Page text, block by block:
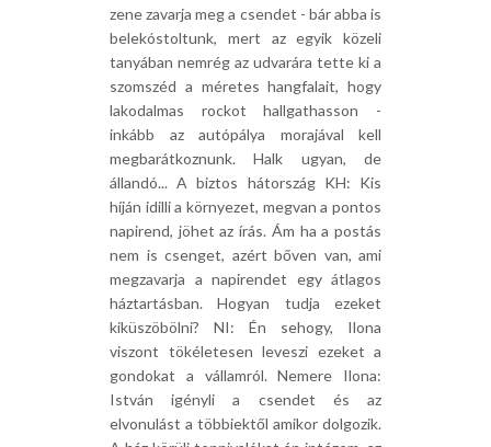
zene zavarja meg a csendet - bár abba is
belekóstoltunk, mert az egyik közeli
tanyában nemrég az udvarára tette ki a
szomszéd a méretes hangfalait, hogy
lakodalmas rockot hallgathasson -
inkább az autópálya morajával kell
megbarátkoznunk. Halk ugyan, de
állandó... A biztos hátország KH: Kis
híján idilli a környezet, megvan a pontos
napirend, jöhet az írás. Ám ha a postás
nem is csenget, azért bőven van, ami
megzavarja a napirendet egy átlagos
háztartásban. Hogyan tudja ezeket
kiküszöbölni? NI: Én sehogy, Ilona
viszont tökéletesen leveszi ezeket a
gondokat a vállamról. Nemere Ilona:
István igényli a csendet és az
elvonulást a többiektől amikor dolgozik.